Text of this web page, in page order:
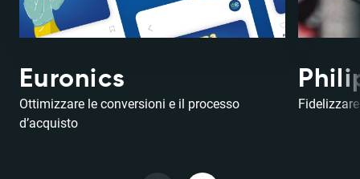
Euronics
Ottimizzare le conversioni e il processo
d’acquisto